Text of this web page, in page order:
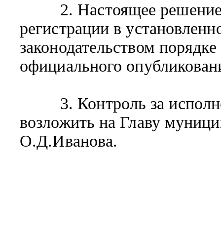
2. Настоящее решение
регистрации в
законодательством
официального
3. Контроль за
возложить на Главу
О.Д.Иванова.